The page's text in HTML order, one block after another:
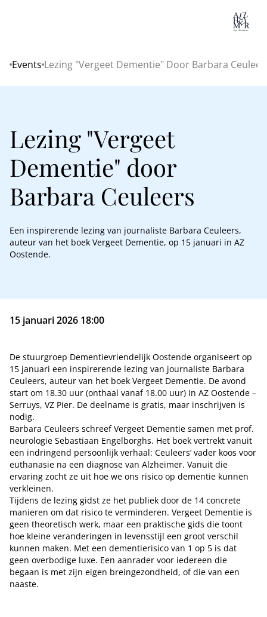
Home
Events Lezing "Vergeet Dementie" Door Barbara
Lezing "Vergeet
Dementie" door
Barbara Ceuleers
Een inspirerende lezing van journaliste Barbara Ceuleers,
auteur van het boek Vergeet Dementie, op 15 januari in AZ
Oostende.
15 januari 2026 18:00
De stuurgroep Dementievriendelijk Oostende organiseert op
15 januari een inspirerende lezing van journaliste Barbara
Ceuleers, auteur van het boek Vergeet Dementie. De avond
start om 18.30 uur (onthaal vanaf 18.00 uur) in AZ Oostende –
Serruys, VZ Pier. De deelname is gratis, maar inschrijven is
nodig.
Barbara Ceuleers schreef Vergeet Dementie samen met prof.
neurologie Sebastiaan Engelborghs. Het boek vertrekt vanuit
een indringend persoonlijk verhaal: Ceuleers’ vader koos voor
euthanasie na een diagnose van Alzheimer. Vanuit die
ervaring zocht ze uit hoe we ons risico op dementie kunnen
verkleinen.
Tijdens de lezing gidst ze het publiek door de 14 concrete
manieren om dat risico te verminderen. Vergeet Dementie is
geen theoretisch werk, maar een praktische gids die toont
hoe kleine veranderingen in levensstijl een groot verschil
kunnen maken. Met een dementierisico van 1 op 5 is dat
geen overbodige luxe. Een aanrader voor iedereen die
begaan is met zijn eigen breingezondheid, of die van een
naaste.